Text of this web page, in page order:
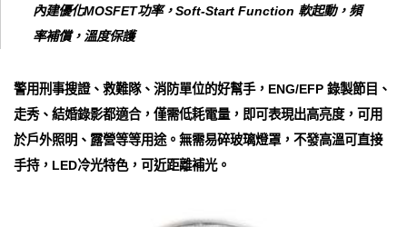
內建優化MOSFET功率，Soft-Start Function 軟起動，頻
率補償，溫度保護
警用刑事搜證、救難隊、消防單位的好幫手，ENG/EFP 錄製節目、
走秀、結婚錄影都適合，僅需低耗電量，即可表現出高亮度，可用
於戶外照明、露營等等用途。無需易碎玻璃燈罩，不發高溫可直接
手持，LED冷光特色，可近距離補光。